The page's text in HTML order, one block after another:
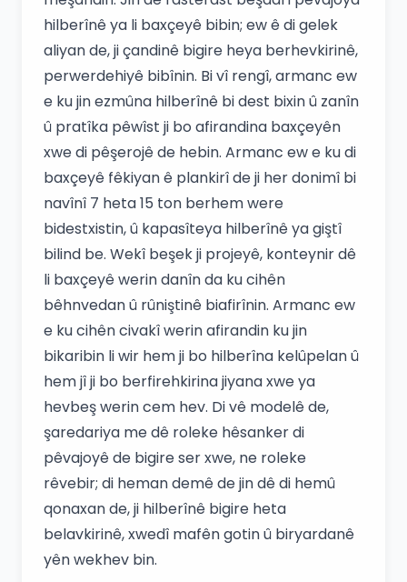
hilberînê ya li baxçeyê bibin; ew ê di gelek
aliyan de, ji çandinê bigire heya berhevkirinê,
perwerdehiyê bibînin. Bi vî rengî, armanc ew
e ku jin ezmûna hilberînê bi dest bixin û zanîn
û pratîka pêwîst ji bo afirandina baxçeyên
xwe di pêşerojê de hebin. Armanc ew e ku di
baxçeyê fêkiyan ê plankirî de ji her donimî bi
navînî 7 heta 15 ton berhem were
bidestxistin, û kapasîteya hilberînê ya giştî
bilind be. Wekî beşek ji projeyê, konteynir dê
li baxçeyê werin danîn da ku cihên
bêhnvedan û rûniştinê biafirînin. Armanc ew
e ku cihên civakî werin afirandin ku jin
bikaribin li wir hem ji bo hilberîna kelûpelan û
hem jî ji bo berfirehkirina jiyana xwe ya
hevbeş werin cem hev. Di vê modelê de,
şaredariya me dê roleke hêsanker di
pêvajoyê de bigire ser xwe, ne roleke
rêvebir; di heman demê de jin dê di hemû
qonaxan de, ji hilberînê bigire heta
belavkirinê, xwedî mafên gotin û biryardanê
yên wekhev bin.